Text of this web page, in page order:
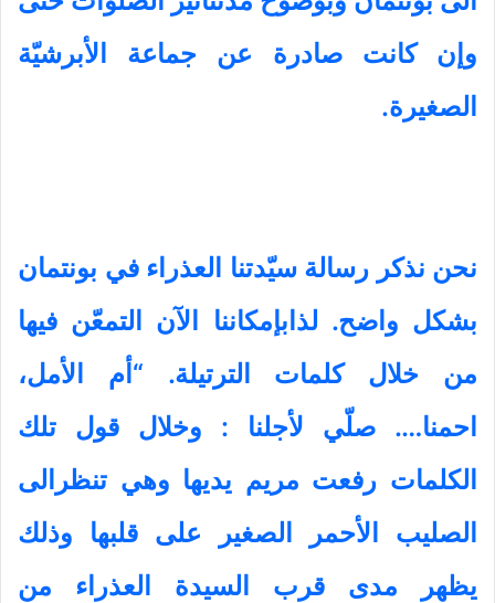
وإن كانت صادرة عن جماعة الأبرشيّة
الصغيرة.
نحن نذكر رسالة سيّدتنا العذراء في بونتمان
بشكل واضح. لذابإمكاننا الآن التمعّن فيها
من خلال كلمات الترتيلة. “أم الأمل،
احمنا…. صلّي لأجلنا : وخلال قول تلك
الكلمات رفعت مريم يديها وهي تنظرالى
الصليب الأحمر الصغير على قلبها وذلك
يظهر مدى قرب السيدة العذراء من